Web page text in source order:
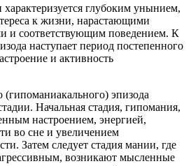
глубоким унынием,
к жизни, нарастающими
и соответствующим поведением. К
наступает период постепенного
и активность
эпизода
Начальная стадия, гипомания,
настроением, энергией,
во сне и увеличением
Затем следует стадия мании, где
возникают мысленные